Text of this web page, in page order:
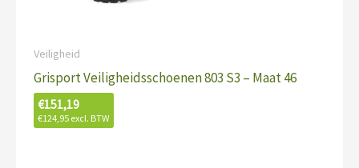
Veiligheid
Grisport Veiligheidsschoenen 803 S3 – Maat 46
€151,19
€124,95 excl. BTW